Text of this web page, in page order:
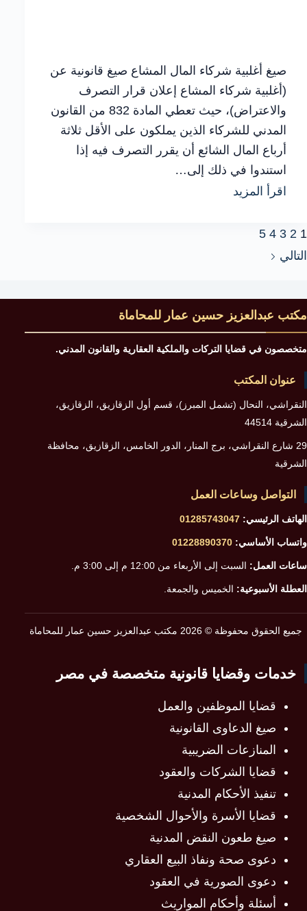
صيغ أغلبية شركاء المال المشاع صيغ قانونية عن
(أغلبية شركاء المشاع إعلان قرار التصرف
والاعتراض)، حيث تعطي المادة 832 من القانون
المدني للشركاء الذين يملكون على الأقل ثلاثة
أرباع المال الشائع أن يقرر التصرف فيه إذا
استندوا في ذلك إلى…
اقرأ المزيد
المشاع
إعلان
وأهم
يجب
1
2
3
4
5
التالي
مكتب عبدالعزيز حسين عمار للمحاماة
متخصصون في قضايا التركات والملكية العقارية والقانون المدني.
عنوان المكتب
النقراشي، النحال (تشمل المبرز)، قسم أول الزقازيق، الزقازيق،
الشرقية 44514
29 شارع النقراشي، برج المنار، الدور الخامس، الزقازيق، محافظة
الشرقية
التواصل وساعات العمل
الهاتف الرئيسي: 01285743047
واتساب الأساسي: 01228890370
ساعات العمل: السبت إلى الأربعاء من 12:00 م إلى 3:00 م.
العطلة الأسبوعية: الخميس والجمعة.
جميع الحقوق محفوظة © 2026 مكتب عبدالعزيز حسين عمار للمحاماة
خدمات وقضايا قانونية متخصصة في مصر
قضايا الموظفين والعمل
صيغ الدعاوى القانونية
المنازعات الضريبية
قضايا الشركات والعقود
تنفيذ الأحكام المدنية
قضايا الأسرة والأحوال الشخصية
صيغ طعون النقض المدنية
دعوى صحة ونفاذ البيع العقاري
دعوى الصورية في العقود
أسئلة وأحكام المواريث